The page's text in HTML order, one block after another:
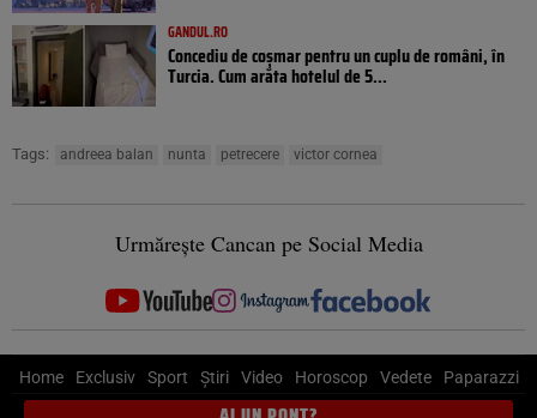
GANDUL.RO
Concediu de coșmar pentru un cuplu de români, în
Turcia. Cum arăta hotelul de 5...
Tags: andreea balan nunta petrecere victor cornea
Urmărește Cancan pe Social Media
Home Exclusiv Sport Știri Video Horoscop Vedete Paparazzi